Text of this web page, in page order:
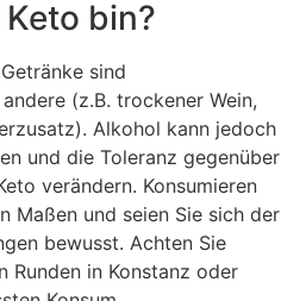
bin?
sind
(z.B. trockener Wein,
Alkohol kann jedoch
und die Toleranz gegenüber
verändern. Konsumieren
Maßen und seien Sie sich der
bewusst. Achten Sie
Runden in Konstanz oder